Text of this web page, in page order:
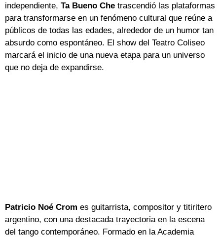
independiente, Ta Bueno Che trascendió las plataformas
para transformarse en un fenómeno cultural que reúne a
públicos de todas las edades, alrededor de un humor tan
absurdo como espontáneo. El show del Teatro Coliseo
marcará el inicio de una nueva etapa para un universo
que no deja de expandirse.
Patricio Noé Crom es guitarrista, compositor y titiritero
argentino, con una destacada trayectoria en la escena
del tango contemporáneo. Formado en la Academia